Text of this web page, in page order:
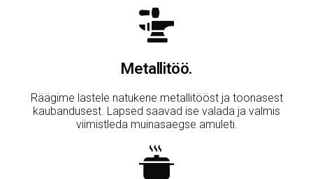
Metallitöö.
Räägime lastele natukene metallitööst ja toonasest
kaubandusest. Lapsed saavad ise valada ja valmis
viimistleda muinasaegse amuleti.